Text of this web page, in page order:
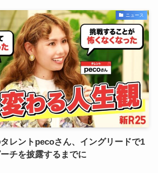
ニュース
タレントpecoさん、イングリードで1
チを披露するまでに